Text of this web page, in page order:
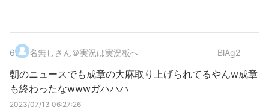
6. 名無しさん＠実況は実況板へ BlAg2
朝のニュースでも成章の大麻取り上げられてるやんw成章
も終わったなwwwガハハハ
2023/07/13 06:27:26